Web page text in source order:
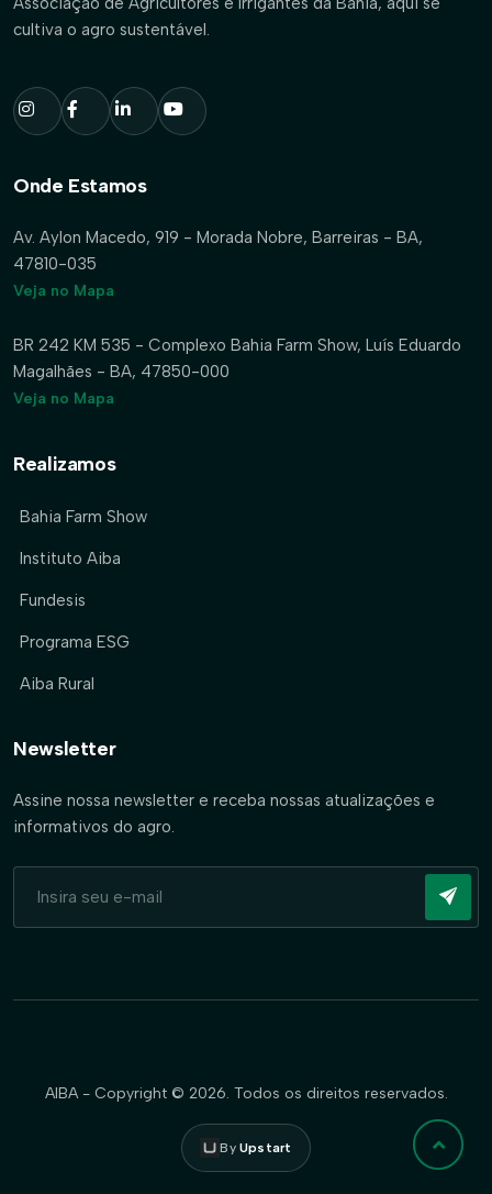
cultiva o agro sustentável.
Onde Estamos
Av. Aylon Macedo, 919 - Morada Nobre, Barreiras - BA,
47810-035
Veja no Mapa
BR 242 KM 535 - Complexo Bahia Farm Show, Luís Eduardo
Magalhães - BA, 47850-000
Veja no Mapa
Realizamos
Bahia Farm Show
Instituto Aiba
Fundesis
Programa ESG
Aiba Rural
Newsletter
Assine nossa newsletter e receba nossas atualizações e
informativos do agro.
AIBA - Copyright © 2026. Todos os direitos reservados.
ByUpstart